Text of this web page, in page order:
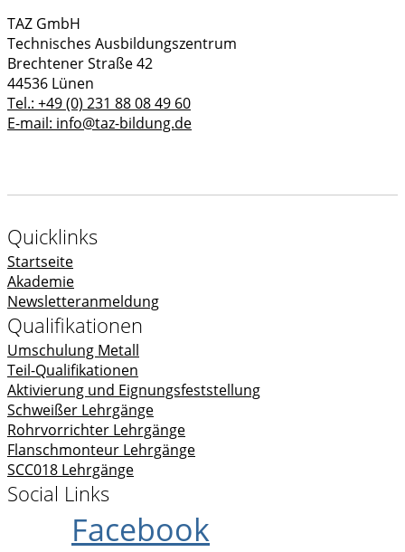
TAZ GmbH
Technisches Ausbildungszentrum
Brechtener Straße 42
44536 Lünen
Tel.: +49 (0) 231 88 08 49 60
E-mail: info@taz-bildung.de
Quicklinks
Startseite
Akademie
Newsletteranmeldung
Qualifikationen
Umschulung Metall
Teil-Qualifikationen
Aktivierung und Eignungsfeststellung
Schweißer Lehrgänge
Rohrvorrichter Lehrgänge
Flanschmonteur Lehrgänge
SCC018 Lehrgänge
Social Links
Facebook